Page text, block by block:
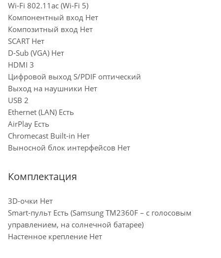
Wi-Fi 802.11ac (Wi-Fi 5)
Компонентный вход Нет
Композитный вход Нет
SCART Нет
D-Sub (VGA) Нет
HDMI 3
Цифровой выход S/PDIF оптический
Выход на наушники Нет
USB 2
Ethernet (LAN) Есть
AirPlay Есть
Chromecast Built-in Нет
Выносной блок интерфейсов Нет
Комплектация
3D-очки Нет
Smart-пульт Есть (Samsung TM2360F – с голосовым
управлением, на солнечной батарее)
Настенное крепление Нет